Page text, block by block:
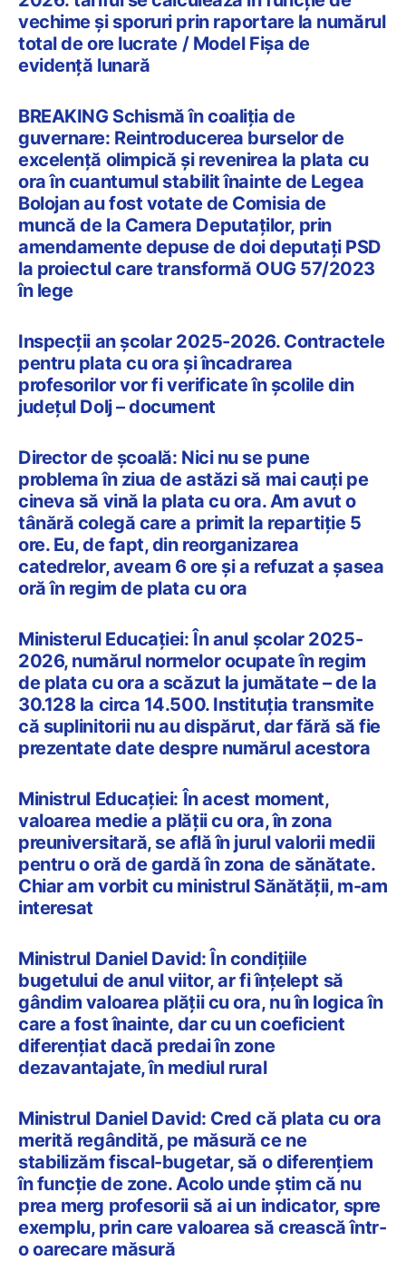
vechime și sporuri prin raportare la numărul
total de ore lucrate / Model Fișa de
evidență lunară
BREAKING Schismă în coaliția de
guvernare: Reintroducerea burselor de
excelență olimpică și revenirea la plata cu
ora în cuantumul stabilit înainte de Legea
Bolojan au fost votate de Comisia de
muncă de la Camera Deputaților, prin
amendamente depuse de doi deputați PSD
la proiectul care transformă OUG 57/2023
în lege
Inspecții an școlar 2025-2026. Contractele
pentru plata cu ora și încadrarea
profesorilor vor fi verificate în școlile din
județul Dolj – document
Director de școală: Nici nu se pune
problema în ziua de astăzi să mai cauți pe
cineva să vină la plata cu ora. Am avut o
tânără colegă care a primit la repartiție 5
ore. Eu, de fapt, din reorganizarea
catedrelor, aveam 6 ore și a refuzat a șasea
oră în regim de plata cu ora
Ministerul Educației: În anul școlar 2025-
2026, numărul normelor ocupate în regim
de plata cu ora a scăzut la jumătate – de la
30.128 la circa 14.500. Instituția transmite
că suplinitorii nu au dispărut, dar fără să fie
prezentate date despre numărul acestora
Ministrul Educației: În acest moment,
valoarea medie a plății cu ora, în zona
preuniversitară, se află în jurul valorii medii
pentru o oră de gardă în zona de sănătate.
Chiar am vorbit cu ministrul Sănătății, m-am
interesat
Ministrul Daniel David: În condițiile
bugetului de anul viitor, ar fi înțelept să
gândim valoarea plății cu ora, nu în logica în
care a fost înainte, dar cu un coeficient
diferențiat dacă predai în zone
dezavantajate, în mediul rural
Ministrul Daniel David: Cred că plata cu ora
merită regândită, pe măsură ce ne
stabilizăm fiscal-bugetar, să o diferențiem
în funcție de zone. Acolo unde știm că nu
prea merg profesorii să ai un indicator, spre
exemplu, prin care valoarea să crească într-
o oarecare măsură